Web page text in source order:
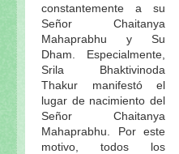
constantemente a su
Señor Chaitanya
Mahaprabhu y Su
Dham. Especialmente,
Srila Bhaktivinoda
Thakur manifestó el
lugar de nacimiento del
Señor Chaitanya
Mahaprabhu. Por este
motivo, todos los